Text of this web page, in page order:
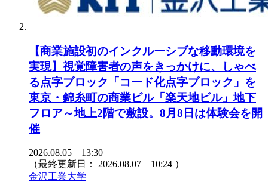
【商業施設初のインクルーシブな移動環境を
実現】視覚障害者の声をきっかけに、しゃべ
る点字ブロック「コード化点字ブロック」を
東京・錦糸町の商業ビル「楽天地ビル」地下
フロア～地上2階で敷設。8月8日は体験会を開
催
2026.08.05 13:30
（最終更新日： 2026.08.07 10:24 ）
金沢工業大学